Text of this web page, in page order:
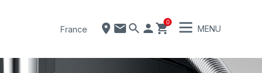
France
0
MENU